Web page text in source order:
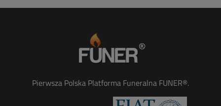
Pierwsza Polska Platforma Funeralna FUNER®.